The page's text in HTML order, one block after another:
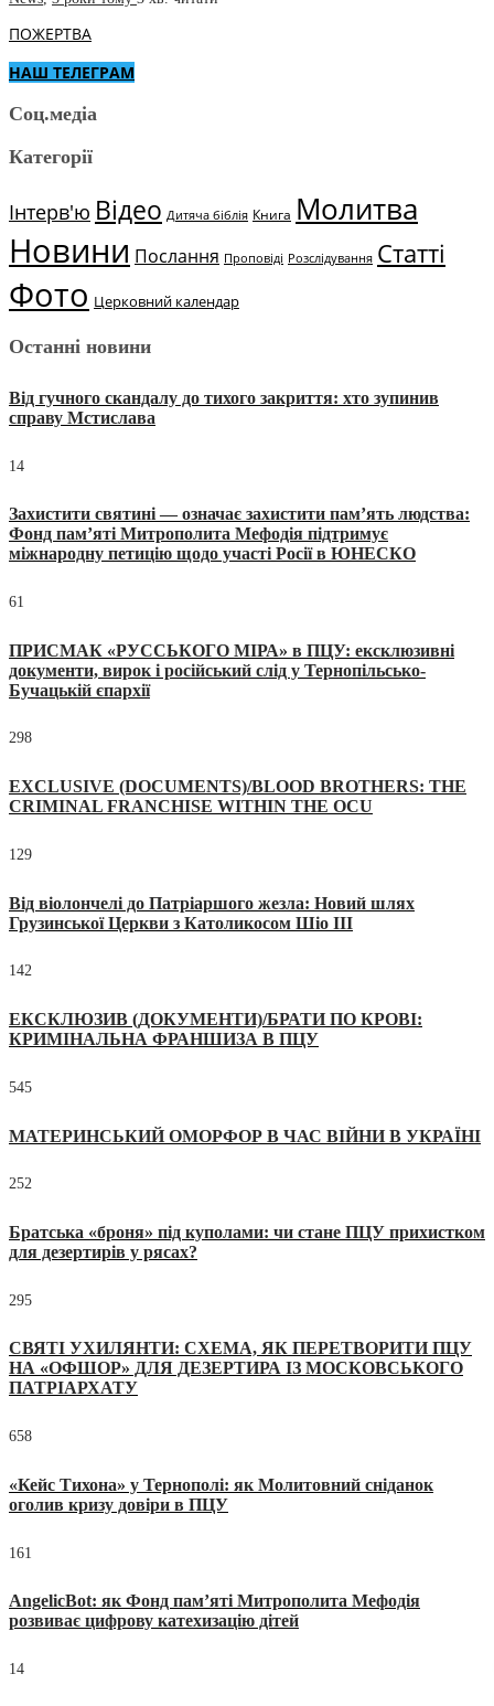
ПОЖЕРТВА
НАШ ТЕЛЕГРАМ
Соц.медіа
Категорії
Інтерв'ю Відео Дитяча біблія Книга Молитва
Новини Послання Проповіді Розслідування Статті
Фото Церковний календар
Останні новини
Від гучного скандалу до тихого закриття: хто зупинив
справу Мстислава
14
Захистити святині — означає захистити пам’ять людства:
Фонд пам’яті Митрополита Мефодія підтримує
міжнародну петицію щодо участі Росії в ЮНЕСКО
61
ПРИСМАК «РУССЬКОГО МІРА» в ПЦУ: ексклюзивні
документи, вирок і російський слід у Тернопільсько-
Бучацькій єпархії
298
EXCLUSIVE (DOCUMENTS)/BLOOD BROTHERS: THE
CRIMINAL FRANCHISE WITHIN THE OCU
129
Від віолончелі до Патріаршого жезла: Новий шлях
Грузинської Церкви з Католикосом Шіо III
142
ЕКСКЛЮЗИВ (ДОКУМЕНТИ)/БРАТИ ПО КРОВІ:
КРИМІНАЛЬНА ФРАНШИЗА В ПЦУ
545
МАТЕРИНСЬКИЙ ОМОРФОР В ЧАС ВІЙНИ В УКРАЇНІ
252
Братська «броня» під куполами: чи стане ПЦУ прихистком
для дезертирів у рясах?
295
СВЯТІ УХИЛЯНТИ: СХЕМА, ЯК ПЕРЕТВОРИТИ ПЦУ
НА «ОФШОР» ДЛЯ ДЕЗЕРТИРА ІЗ МОСКОВСЬКОГО
ПАТРІАРХАТУ
658
«Кейс Тихона» у Тернополі: як Молитовний сніданок
оголив кризу довіри в ПЦУ
161
AngelicBot: як Фонд пам’яті Митрополита Мефодія
розвиває цифрову катехизацію дітей
14